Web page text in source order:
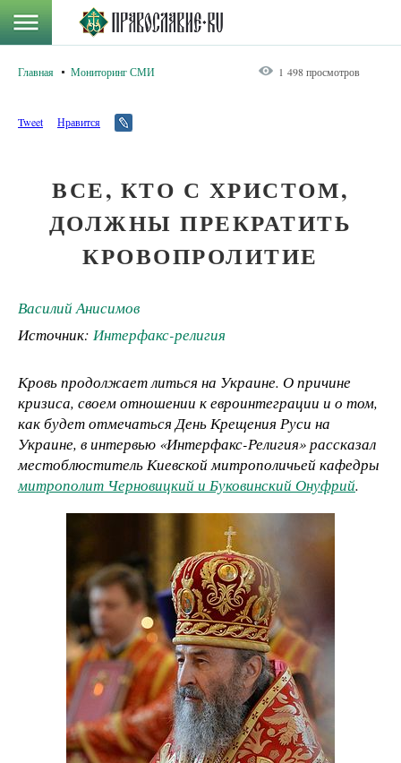
Главная Мониторинг СМИ 1 498 просмотров
Tweet Нравится
ВСЕ, КТО С ХРИСТОМ,
ДОЛЖНЫ ПРЕКРАТИТЬ
КРОВОПРОЛИТИЕ
Василий Анисимов
Источник: Интерфакс-религия
Кровь продолжает литься на Украине. О причине
кризиса, своем отношении к евроинтеграции и о том,
как будет отмечаться День Крещения Руси на
Украине, в интервью «Интерфакс-Религия» рассказал
местоблюститель Киевской митрополичьей кафедры
митрополит Черновицкий и Буковинский Онуфрий.